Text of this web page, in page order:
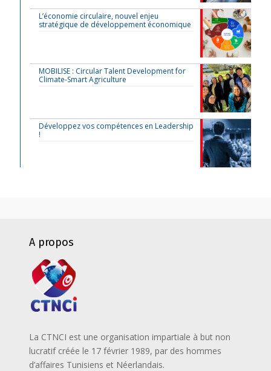
L’économie circulaire, nouvel enjeu
stratégique de développement économique
MOBILISE : Circular Talent Development for
Climate-Smart Agriculture
Développez vos compétences en Leadership
!
A propos
La CTNCI est une organisation impartiale à but non
lucratif créée le 17 février 1989, par des hommes
d’affaires Tunisiens et Néerlandais.